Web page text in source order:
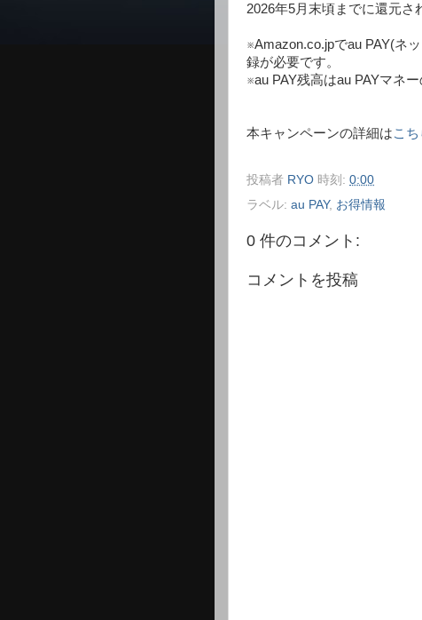
2026年5月末頃までに還元さ
※Amazon.co.jpでau PAY(ネ
録が必要です。
※au PAY残高はau PAYマネ
本キャンペーンの詳細はこち
投稿者 RYO 時刻: 0:00
ラベル: au PAY, お得情報
0 件のコメント:
コメントを投稿